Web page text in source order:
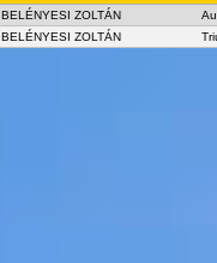
BELÉNYESI ZOLTÁN
BELÉNYESI ZOLTÁN